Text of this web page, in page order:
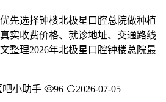
先选择钟楼北极星口腔总院做种植
实收费价格、就诊地址、交通路线
整理2026年北极星口腔钟楼总院最
吧小助手 96 2026-07-05